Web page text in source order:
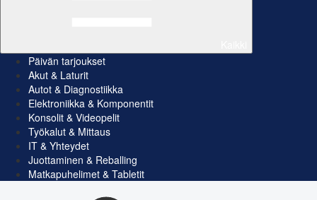
Päivän tarjoukset
Akut & Laturit
Autot & Diagnostiikka
Elektroniikka & Komponentit
Konsolit & Videopelit
Työkalut & Mittaus
IT & Yhteydet
Juottaminen & Reballing
Matkapuhelimet & Tabletit